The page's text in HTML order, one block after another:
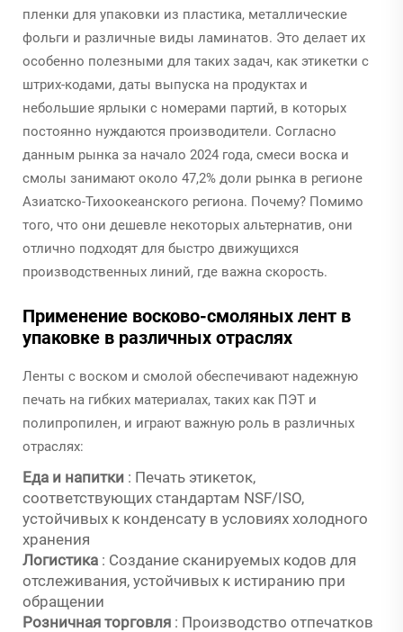
пленки для упаковки из пластика, металлические
фольги и различные виды ламинатов. Это делает их
особенно полезными для таких задач, как этикетки с
штрих-кодами, даты выпуска на продуктах и
небольшие ярлыки с номерами партий, в которых
постоянно нуждаются производители. Согласно
данным рынка за начало 2024 года, смеси воска и
смолы занимают около 47,2% доли рынка в регионе
Азиатско-Тихоокеанского региона. Почему? Помимо
того, что они дешевле некоторых альтернатив, они
отлично подходят для быстро движущихся
производственных линий, где важна скорость.
Применение восково-смоляных лент в
упаковке в различных отраслях
Ленты с воском и смолой обеспечивают надежную
печать на гибких материалах, таких как ПЭТ и
полипропилен, и играют важную роль в различных
отраслях:
Еда и напитки : Печать этикеток,
соответствующих стандартам NSF/ISO,
устойчивых к конденсату в условиях холодного
хранения
Логистика : Создание сканируемых кодов для
отслеживания, устойчивых к истиранию при
обращении
Розничная торговля : Производство отпечатков